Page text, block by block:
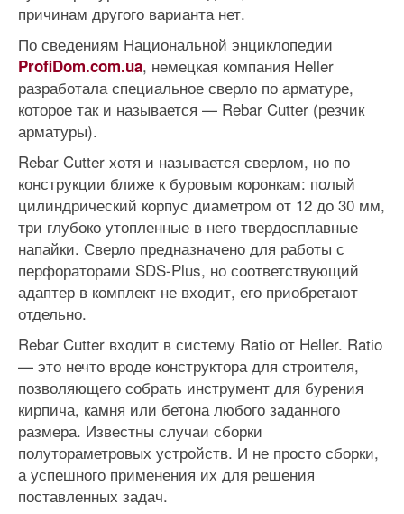
причинам другого варианта нет.
По сведениям Национальной энциклопедии
ProfiDom.com.ua, немецкая компания Heller
разработала специальное сверло по арматуре,
которое так и называется — Rebar Cutter (резчик
арматуры).
Rebar Cutter хотя и называется сверлом, но по
конструкции ближе к буровым коронкам: полый
цилиндрический корпус диаметром от 12 до 30 мм,
три глубоко утопленные в него твердосплавные
напайки. Сверло предназначено для работы с
перфораторами SDS-Plus, но соответствующий
адаптер в комплект не входит, его приобретают
отдельно.
Rebar Cutter входит в систему Ratio от Heller. Ratio
— это нечто вроде конструктора для строителя,
позволяющего собрать инструмент для бурения
кирпича, камня или бетона любого заданного
размера. Известны случаи сборки
полутораметровых устройств. И не просто сборки,
а успешного применения их для решения
поставленных задач.